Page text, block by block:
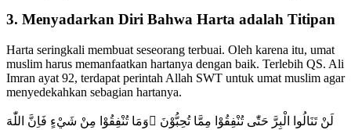
3. Menyadarkan Diri Bahwa Harta adalah Titipan
Harta seringkali membuat seseorang terbuai. Oleh karena itu, umat
muslim harus memanfaatkan hartanya dengan baik. Terlebih QS. Ali
Imran ayat 92, terdapat perintah Allah SWT untuk umat muslim agar
menyedekahkan sebagian hartanya.
لَنْ تَنَالُوا الْبِرَّ حَتّٰى تُنْفِقُوْا مِمَّا تُحِبُّوْنَ ۗوَمَا تُنْفِقُوْا مِنْ شَيْءٍ فَاِنَّ اللّٰهَ